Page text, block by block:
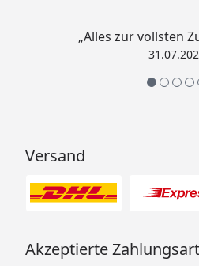
„Alles zur vollsten
Versand
Akzeptierte